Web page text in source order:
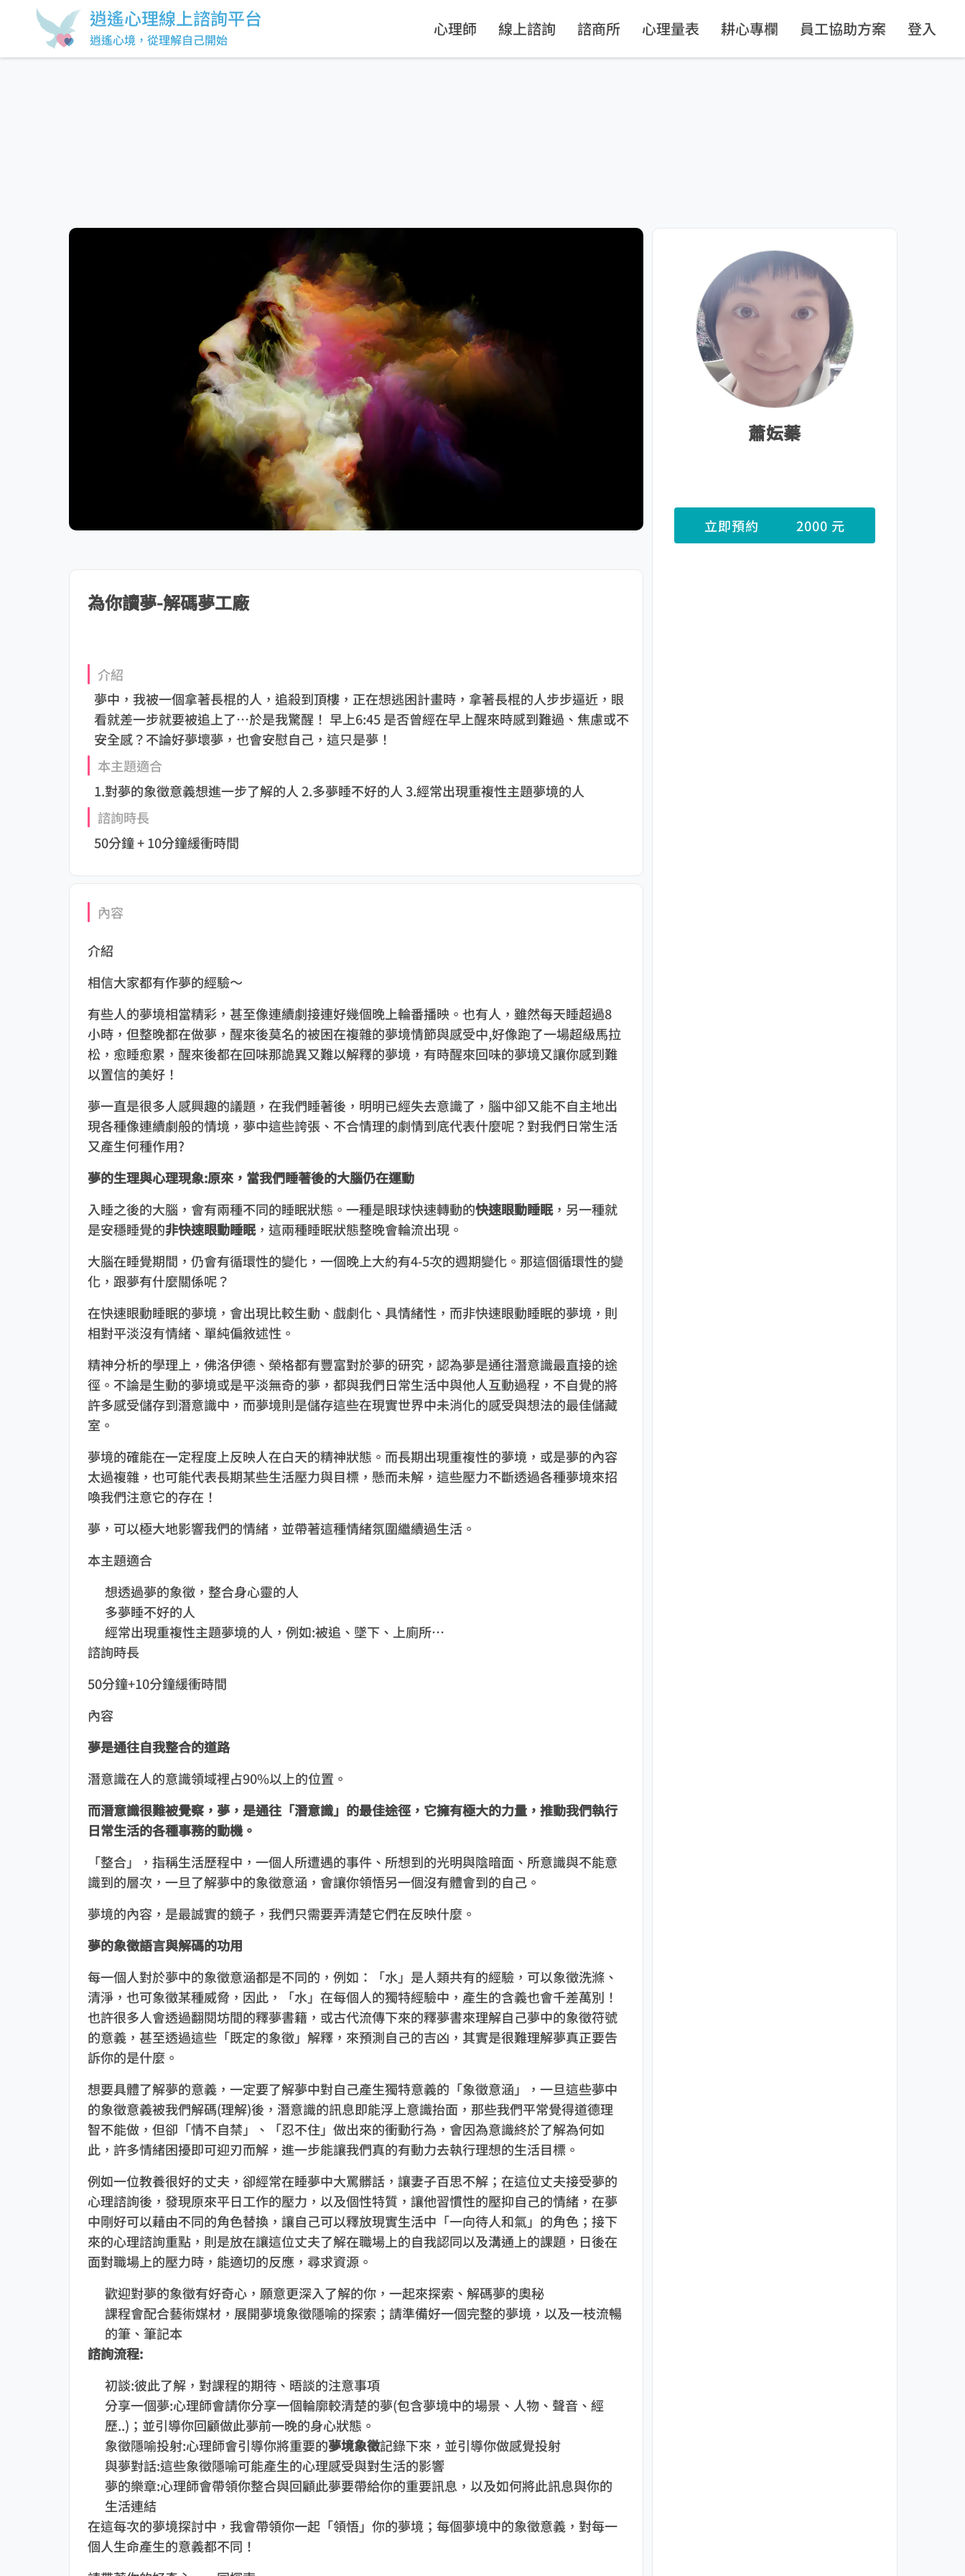
逍遙心理線上諮詢平台
逍遙心境，從理解自己開始
心理師 線上諮詢 諮商所 心理量表 耕心專欄 員工協助方案 登入
為你讀夢-解碼夢工廠
介紹
夢中，我被一個拿著長棍的人，追殺到頂樓，正在想逃困計畫時，拿著長棍的人步步逼近，眼
看就差一步就要被追上了…於是我驚醒！ 早上6:45 是否曾經在早上醒來時感到難過、焦慮或不
安全感？不論好夢壞夢，也會安慰自己，這只是夢！
本主題適合
1.對夢的象徵意義想進一步了解的人 2.多夢睡不好的人 3.經常出現重複性主題夢境的人
諮詢時長
50分鐘 + 10分鐘緩衝時間
內容
介紹
相信大家都有作夢的經驗～
有些人的夢境相當精彩，甚至像連續劇接連好幾個晚上輪番播映。也有人，雖然每天睡超過8
小時，但整晚都在做夢，醒來後莫名的被困在複雜的夢境情節與感受中,好像跑了一場超級馬拉
松，愈睡愈累，醒來後都在回味那詭異又難以解釋的夢境，有時醒來回味的夢境又讓你感到難
以置信的美好！
夢一直是很多人感興趣的議題，在我們睡著後，明明已經失去意識了，腦中卻又能不自主地出
現各種像連續劇般的情境，夢中這些誇張、不合情理的劇情到底代表什麼呢？對我們日常生活
又產生何種作用?
夢的生理與心理現象:原來，當我們睡著後的大腦仍在運動
入睡之後的大腦，會有兩種不同的睡眠狀態。一種是眼球快速轉動的快速眼動睡眠，另一種就
是安穩睡覺的非快速眼動睡眠，這兩種睡眠狀態整晚會輪流出現。
大腦在睡覺期間，仍會有循環性的變化，一個晚上大約有4-5次的週期變化。那這個循環性的變
化，跟夢有什麼關係呢？
在快速眼動睡眠的夢境，會出現比較生動、戲劇化、具情緒性，而非快速眼動睡眠的夢境，則
相對平淡沒有情緒、單純偏敘述性。
精神分析的學理上，佛洛伊德、榮格都有豐富對於夢的研究，認為夢是通往潛意識最直接的途
徑。不論是生動的夢境或是平淡無奇的夢，都與我們日常生活中與他人互動過程，不自覺的將
許多感受儲存到潛意識中，而夢境則是儲存這些在現實世界中未消化的感受與想法的最佳儲藏
室。
夢境的確能在一定程度上反映人在白天的精神狀態。而長期出現重複性的夢境，或是夢的內容
太過複雜，也可能代表長期某些生活壓力與目標，懸而未解，這些壓力不斷透過各種夢境來招
喚我們注意它的存在！
夢，可以極大地影響我們的情緒，並帶著這種情緒氛圍繼續過生活。
本主題適合
想透過夢的象徵，整合身心靈的人
多夢睡不好的人
經常出現重複性主題夢境的人，例如:被追、墜下、上廁所…
諮詢時長
50分鐘+10分鐘緩衝時間
內容
夢是通往自我整合的道路
潛意識在人的意識領域裡占90%以上的位置。
而潛意識很難被覺察，夢， 是通往「潛意識」的最佳途徑，它擁有極大的力量，推動我們執行
日常生活的各種事務的動機。
「整合」，指稱生活歷程中，一個人所遭遇的事件、所想到的光明與陰暗面、所意識與不能意
識到的層次，一旦了解夢中的象徵意涵，會讓你領悟另一個沒有體會到的自己。
夢境的內容，是最誠實的鏡子，我們只需要弄清楚它們在反映什麼。
夢的象徵語言與解碼的功用
每一個人對於夢中的象徵意涵都是不同的，例如：「水」是人類共有的經驗，可以象徵洗滌、
清淨，也可象徵某種威脅，因此，「水」在每個人的獨特經驗中，產生的含義也會千差萬別！
也許很多人會透過翻閱坊間的釋夢書籍，或古代流傳下來的釋夢書來理解自己夢中的象徵符號
的意義，甚至透過這些「既定的象徵」解釋，來預測自己的吉凶，其實是很難理解夢真正要告
訴你的是什麼。
想要具體了解夢的意義，一定要了解夢中對自己產生獨特意義的「象徵意涵」，一旦這些夢中
的象徵意義被我們解碼(理解)後，潛意識的訊息即能浮上意識抬面，那些我們平常覺得道德理
智不能做，但卻「情不自禁」、「忍不住」做出來的衝動行為，會因為意識終於了解為何如
此，許多情緒困擾即可迎刃而解，進一步能讓我們真的有動力去執行理想的生活目標。
例如一位教養很好的丈夫，卻經常在睡夢中大罵髒話，讓妻子百思不解；在這位丈夫接受夢的
心理諮詢後，發現原來平日工作的壓力，以及個性特質，讓他習慣性的壓抑自己的情緒，在夢
中剛好可以藉由不同的角色替換，讓自己可以釋放現實生活中「一向待人和氣」的角色；接下
來的心理諮詢重點，則是放在讓這位丈夫了解在職場上的自我認同以及溝通上的課題，日後在
面對職場上的壓力時，能適切的反應，尋求資源。
歡迎對夢的象徵有好奇心，願意更深入了解的你，一起來探索、解碼夢的奧秘
課程會配合藝術媒材，展開夢境象徵隱喻的探索；請準備好一個完整的夢境，以及一枝流暢
的筆、筆記本
諮詢流程:
初談:彼此了解，對課程的期待、晤談的注意事項
分享一個夢:心理師會請你分享一個輪廓較清楚的夢(包含夢境中的場景、人物、聲音、經
歷..)；並引導你回顧做此夢前一晚的身心狀態。
象徵隱喻投射:心理師會引導你將重要的夢境象徵記錄下來，並引導你做感覺投射
與夢對話:這些象徵隱喻可能產生的心理感受與對生活的影響
夢的樂章:心理師會帶領你整合與回顧此夢要帶給你的重要訊息，以及如何將此訊息與你的
生活連結
在這每次的夢境探討中，我會帶領你一起「領悟」你的夢境；每個夢境中的象徵意義，對每一
個人生命產生的意義都不同！
蕭妘蓁
立即預約 2000 元